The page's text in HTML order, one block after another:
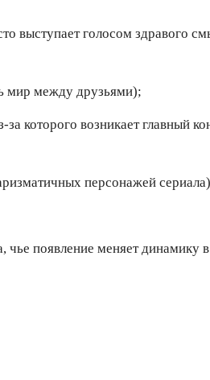
выступает голосом здравого
мир между друзьями);
которого возникает главный
персонажей
появление меняет динамику